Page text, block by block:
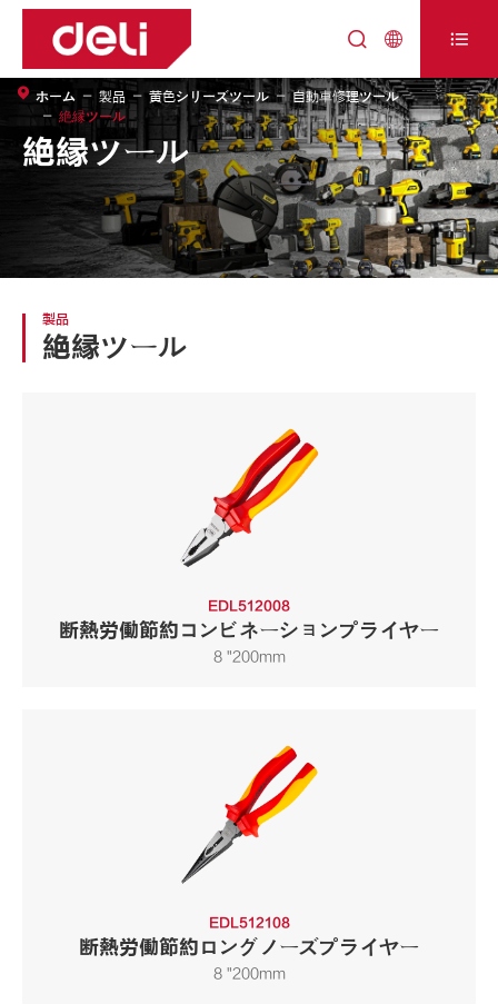
  
絶縁ツール
ホーム 製品 黄色シリーズツール
自動車修理ツール
絶縁ツール
製品
絶縁ツール
EDL512008
断熱労働節約コンビネーションプライヤー
8 "200mm
EDL512108
断熱労働節約ロングノーズプライヤー
8 "200mm